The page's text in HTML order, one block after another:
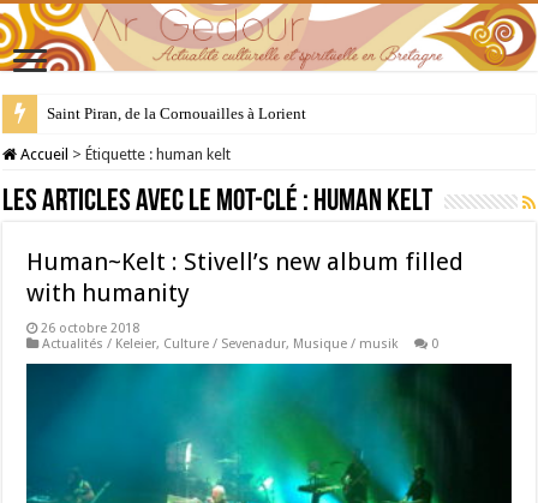
Saint Piran, de la Cornouailles à Lorient
28 juillet : Saint Samson de Dol, père de la Bretagne chrétienne
Accueil > Étiquette :human kelt
Les articles avec le mot-clé : human kelt
Human~Kelt : Stivell’s new album filled
with humanity
26 octobre 2018
Actualités / Keleier, Culture / Sevenadur, Musique / musik 0